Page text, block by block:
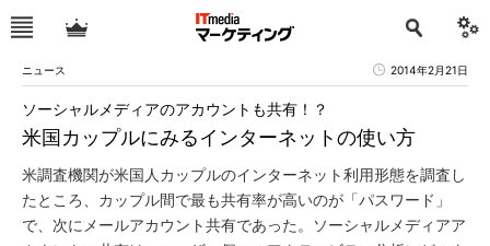
ニュース 2014年2月21日
米国カップルにみるインターネットの使い方
ソーシャルメディアのアカウントも共有！？
米調査機関が米国人カップルのインターネット利用形態を調査し
たところ、カップル間で最も共有率が高いのが「パスワード」
で、次にメールアカウント共有であった。ソーシャルメディアア